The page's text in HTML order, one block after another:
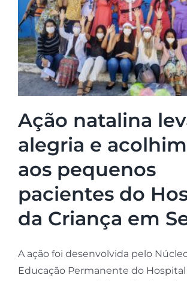
Ação natalina
alegria e
aos pequenos
pacientes do
da Criança em
A ação foi desenvolvida pelo
Educação Permanente do Hospital